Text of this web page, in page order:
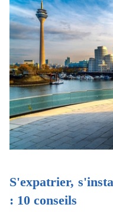
S'expatrier,
: 10 conseils